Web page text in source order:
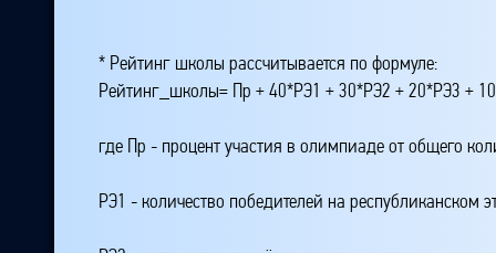
* Рейтинг школы рассчитывается по формуле:
Рейтинг_школы= Пр + 40*РЭ1 + 30*РЭ2 + 20*РЭ3 +
где Пр - процент участия в олимпиаде от общего
РЭ1 - количество победителей на республиканском